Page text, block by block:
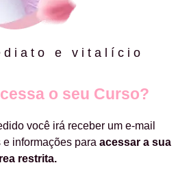
e vitalício
o seu Curso?
você irá receber um e-mail
informações para acessar a sua
restrita.